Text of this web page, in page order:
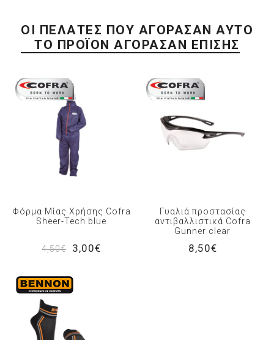
ΟΙ ΠΕΛΆΤΕΣ ΠΟΥ ΑΓΌΡΑΣΑΝ ΑΥΤΌ
ΤΟ ΠΡΟΪΌΝ ΑΓΌΡΑΣΑΝ ΕΠΊΣΗΣ
Φόρμα Μίας Χρήσης Cofra
Sheer-Tech blue
4,50€ 3,00€
Γυαλιά προστασίας
αντιβαλλιστικά Cofra
Gunner clear
8,50€